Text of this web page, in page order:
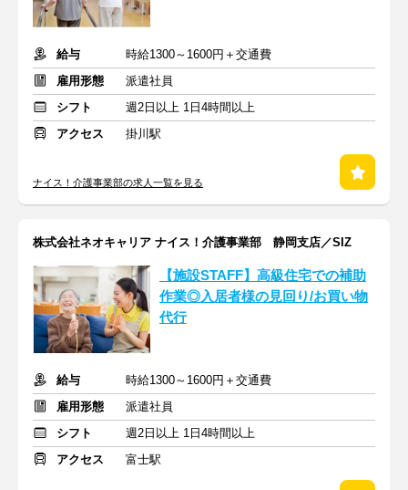
給与
時給1300～1600円＋交通費
雇用形態
派遣社員
シフト
週2日以上 1日4時間以上
アクセス
掛川駅
ナイス！介護事業部の求人一覧を見る
株式会社ネオキャリア ナイス！介護事業部 静岡支店／SIZ
【施設STAFF】高級住宅での補助
作業◎入居者様の見回り/お買い物
代行
給与
時給1300～1600円＋交通費
雇用形態
派遣社員
シフト
週2日以上 1日4時間以上
アクセス
富士駅